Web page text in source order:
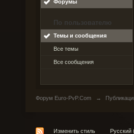
Форумы
По пользователю
Темы и сообщения
Все темы
Все сообщения
Форум Euro-PvP.Com →
Изменить стиль Русский